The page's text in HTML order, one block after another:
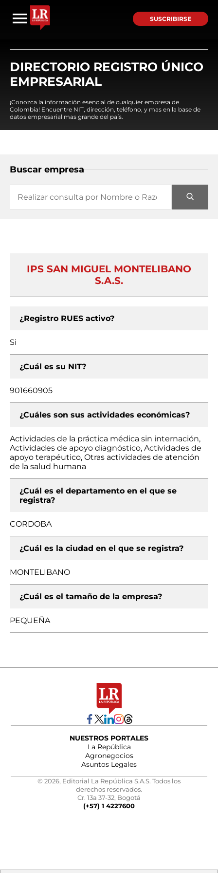
SUSCRIBIRSE
DIRECTORIO REGISTRO ÚNICO
EMPRESARIAL
¡Conozca la información esencial de cualquier empresa de
Colombia! Encuentre NIT, dirección, teléfono, y mas en la base de
datos empresarial mas grande del país.
Buscar empresa
IPS SAN MIGUEL MONTELIBANO
S.A.S.
¿Registro RUES activo?
Si
¿Cuál es su NIT?
901660905
¿Cuáles son sus actividades económicas?
Actividades de la práctica médica sin internación,
Actividades de apoyo diagnóstico, Actividades de
apoyo terapéutico, Otras actividades de atención
de la salud humana
¿Cuál es el departamento en el que se
registra?
CORDOBA
¿Cuál es la ciudad en el que se registra?
MONTELIBANO
¿Cuál es el tamaño de la empresa?
PEQUEÑA
NUESTROS PORTALES
La República
Agronegocios
Asuntos Legales
© 2026, Editorial La República S.A.S. Todos los
derechos reservados.
Cr. 13a 37-32, Bogotá
(+57) 1 4227600